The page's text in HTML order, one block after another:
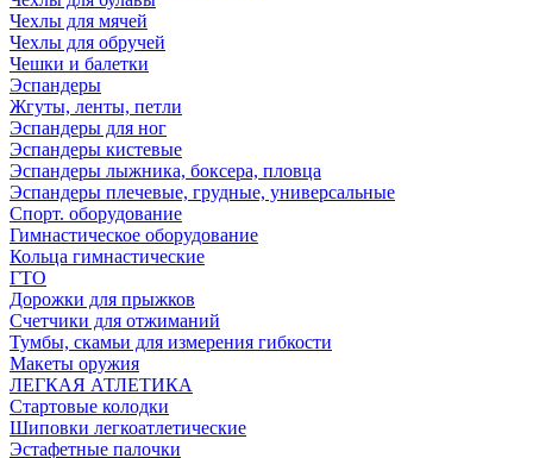
Чехлы для мячей
Чехлы для обручей
Чешки и балетки
Эспандеры
Жгуты, ленты, петли
Эспандеры для ног
Эспандеры кистевые
Эспандеры лыжника, боксера, пловца
Эспандеры плечевые, грудные, универсальные
Спорт. оборудование
Гимнастическое оборудование
Кольца гимнастические
ГТО
Дорожки для прыжков
Счетчики для отжиманий
Тумбы, скамьи для измерения гибкости
Макеты оружия
ЛЕГКАЯ АТЛЕТИКА
Стартовые колодки
Шиповки легкоатлетические
Эстафетные палочки